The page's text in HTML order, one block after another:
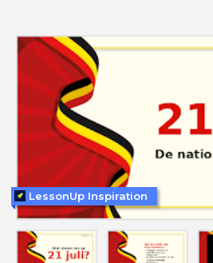
LessonUp Inspiration